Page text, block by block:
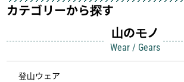
カテゴリーから探す
山のモノ
Wear / Gears
登山ウェア